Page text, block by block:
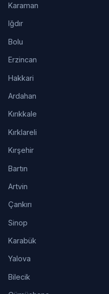
Karaman
Iğdır
Bolu
Erzincan
Hakkari
Ardahan
Kırıkkale
Kırklareli
Kırşehir
Bartın
Artvin
Çankırı
Sinop
Karabük
Yalova
Bilecik